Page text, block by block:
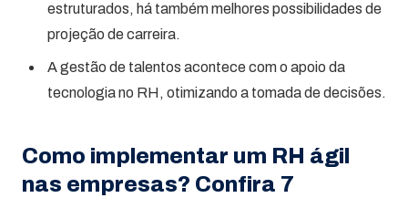
estruturados, há também melhores possibilidades de
projeção de carreira.
A gestão de talentos acontece com o apoio da
tecnologia no RH, otimizando a tomada de decisões.
Como implementar um RH ágil
nas empresas? Confira 7